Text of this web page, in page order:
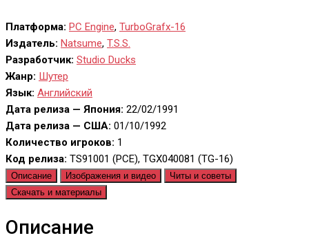
Платформа: PC Engine, TurboGrafx-16
Издатель: Natsume, T.S.S.
Разработчик: Studio Ducks
Жанр: Шутер
Язык: Английский
Дата релиза — Япония: 22/02/1991
Дата релиза — США: 01/10/1992
Количество игроков: 1
Код релиза: TS91001 (PCE), TGX040081 (TG-16)
Описание Изображения и видео
Читы и советы
Скачать и материалы
Описание